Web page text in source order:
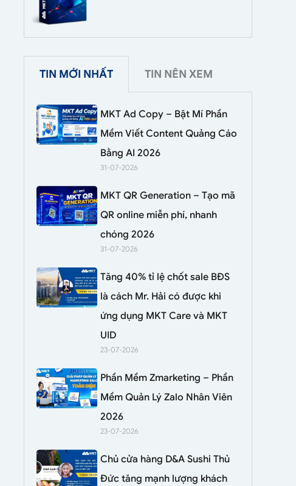
TIN MỚI NHẤT TIN NÊN XEM
MKT Ad Copy – Bật Mí Phần
Mềm Viết Content Quảng Cáo
Bằng AI 2026
31-07-2026
MKT QR Generation – Tạo mã
QR online miễn phí, nhanh
chóng 2026
31-07-2026
Tăng 40% tỉ lệ chốt sale BĐS
là cách Mr. Hải có được khi
ứng dụng MKT Care và MKT
UID
23-07-2026
Phần Mềm Zmarketing – Phần
Mềm Quản Lý Zalo Nhân Viên
2026
23-07-2026
Chủ cửa hàng D&A Sushi Thủ
Đức tăng mạnh lượng khách